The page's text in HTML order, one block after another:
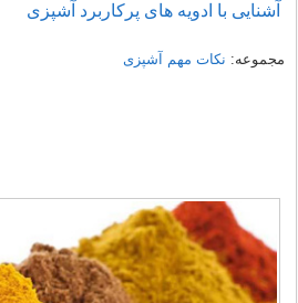
آشنایی با ادویه های پرکاربرد آشپزی
مجموعه: نکات مهم آشپزی